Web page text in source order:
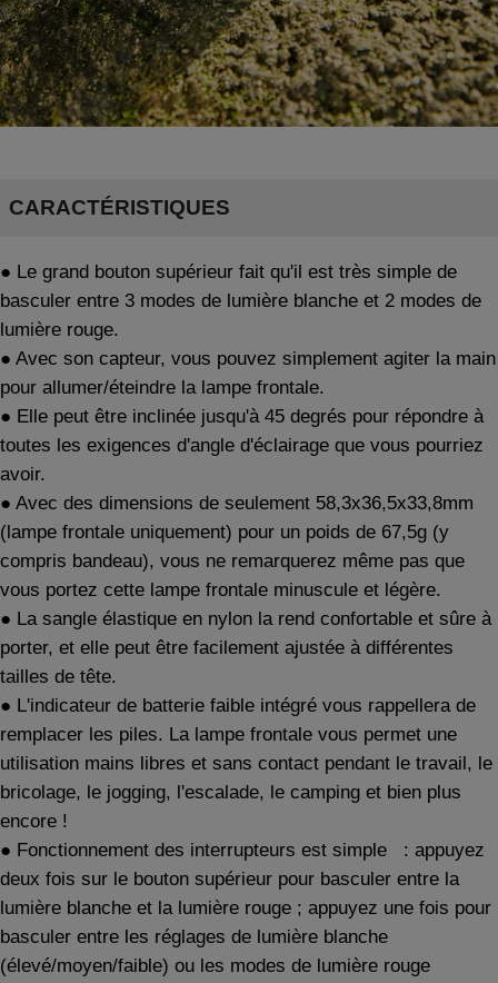
CARACTÉRISTIQUES
● Le grand bouton supérieur fait qu'il est très simple de
basculer entre 3 modes de lumière blanche et 2 modes de
lumière rouge.
● Avec son capteur, vous pouvez simplement agiter la main
pour allumer/éteindre la lampe frontale.
● Elle peut être inclinée jusqu'à 45 degrés pour répondre à
toutes les exigences d'angle d'éclairage que vous pourriez
avoir.
● Avec des dimensions de seulement 58,3x36,5x33,8mm
(lampe frontale uniquement) pour un poids de 67,5g (y
compris bandeau), vous ne remarquerez même pas que
vous portez cette lampe frontale minuscule et légère.
● La sangle élastique en nylon la rend confortable et sûre à
porter, et elle peut être facilement ajustée à différentes
tailles de tête.
● L'indicateur de batterie faible intégré vous rappellera de
remplacer les piles. La lampe frontale vous permet une
utilisation mains libres et sans contact pendant le travail, le
bricolage, le jogging, l'escalade, le camping et bien plus
encore !
● Fonctionnement des interrupteurs est simple
: appuyez
deux fois sur le bouton supérieur pour basculer entre la
lumière blanche et la lumière rouge ; appuyez une fois pour
basculer entre les réglages de lumière blanche
(élevé/moyen/faible) ou les modes de lumière rouge